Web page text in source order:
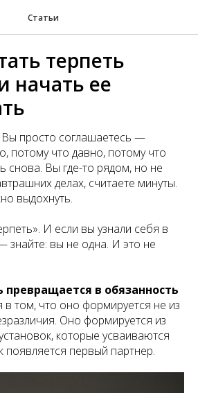
Статьи
терпеть
начать ее
Вы просто соглашаетесь —
потому что давно, потому что
снова. Вы где-то рядом, но не
делах, считаете минуты.
выдохнуть.
И если вы узнали себя в
знайте: вы не одна. И это не
превращается в обязанность
в том, что оно формируется не из
Оно формируется из
которые усваиваются
появляется первый партнер.